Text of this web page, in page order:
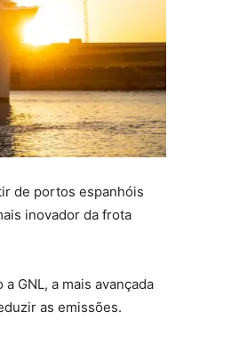
de portos espanhóis
inovador da frota
GNL, a mais avançada
as emissões.